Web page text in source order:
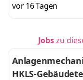
vor 16 Tagen
Jobszu
HKLS-